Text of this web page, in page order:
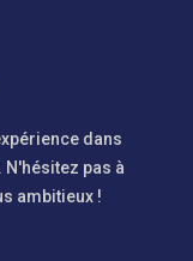
dans
N'hésitez pas à
ambitieux !